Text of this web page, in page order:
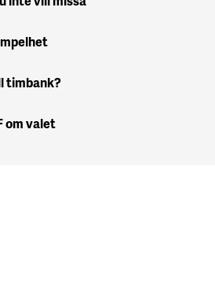
timbank?
om valet